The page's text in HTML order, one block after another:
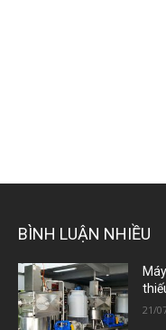
BÌNH LUẬN NHIỀU
21/